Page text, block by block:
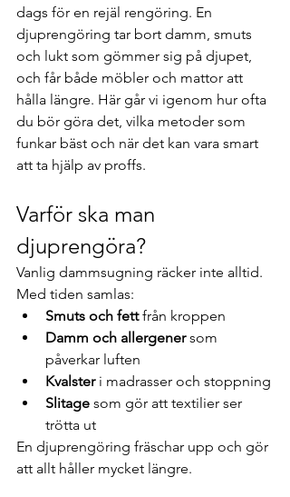
dags för en rejäl rengöring. En
djuprengöring tar bort damm, smuts
och lukt som gömmer sig på djupet,
och får både möbler och mattor att
hålla längre. Här går vi igenom hur ofta
du bör göra det, vilka metoder som
funkar bäst och när det kan vara smart
att ta hjälp av proffs.
Varför ska man
djuprengöra?
Vanlig dammsugning räcker inte alltid.
Med tiden samlas:
Smuts och fett från kroppen
Damm och allergener som
påverkar luften
Kvalster i madrasser och stoppning
Slitage som gör att textilier ser
trötta ut
En djuprengöring fräschar upp och gör
att allt håller mycket längre.